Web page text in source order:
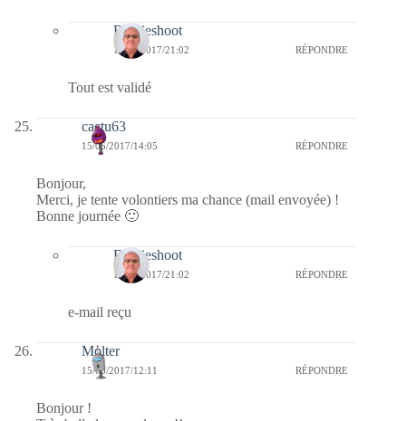
Bernieshoot
17/05/2017/21:02 RÉPONDRE
Tout est validé
cactu63
15/05/2017/14:05 RÉPONDRE
Bonjour,
Merci, je tente volontiers ma chance (mail envoyée) !
Bonne journée 🙂
Bernieshoot
17/05/2017/21:02 RÉPONDRE
e-mail reçu
Molter
15/05/2017/12:11 RÉPONDRE
Bonjour !